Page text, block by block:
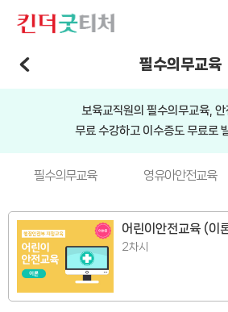
필수의무교육
보육교직원의 필수의무교육,
무료 수강하고 이수증도 무료로
필수의무교육 영유아안전교육
어린이안전교육 (이
2차시